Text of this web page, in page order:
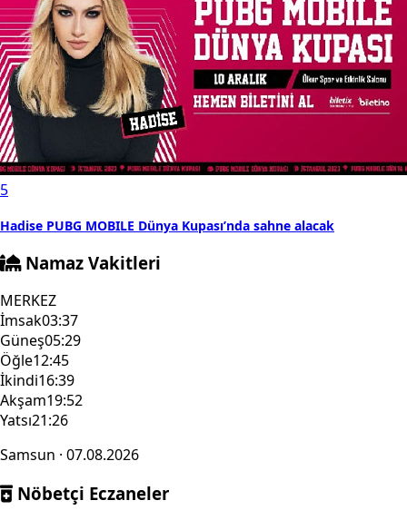
5
Hadise PUBG MOBILE Dünya Kupası’nda sahne alacak
Namaz Vakitleri
MERKEZ
İmsak03:37
Güneş05:29
Öğle12:45
İkindi16:39
Akşam19:52
Yatsı21:26
Samsun · 07.08.2026
Nöbetçi Eczaneler